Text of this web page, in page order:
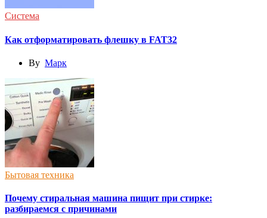
Система
Как отформатировать флешку в FAT32
By Марк
Бытовая техника
Почему стиральная машина пищит при стирке:
разбираемся с причинами